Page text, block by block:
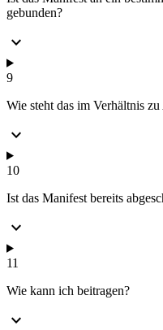
gebunden?
expand_more
9
Wie steht das im Verhältnis
expand_more
10
Ist das Manifest bereits
expand_more
11
Wie kann ich beitragen?
expand_more